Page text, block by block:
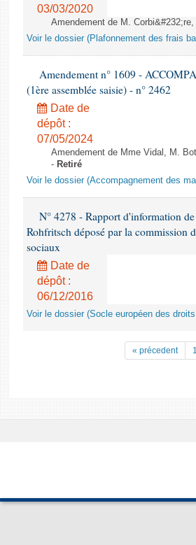
03/03/2020
Amendement de M.
Voir le dossier (Plafonnement des frais
Amendement n° 1609 -
(1ère assemblée saisie) - n° 2462
Date de
dépôt :
07/05/2024
Amendement de Mme Vidal, M.
- Retiré
Voir le dossier (Accompagnement des
N° 4278 - Rapport d'information
Rohfritsch déposé par la commission
sociaux
Date de
dépôt :
06/12/2016
Voir le dossier (Socle européen des
« précedent 1